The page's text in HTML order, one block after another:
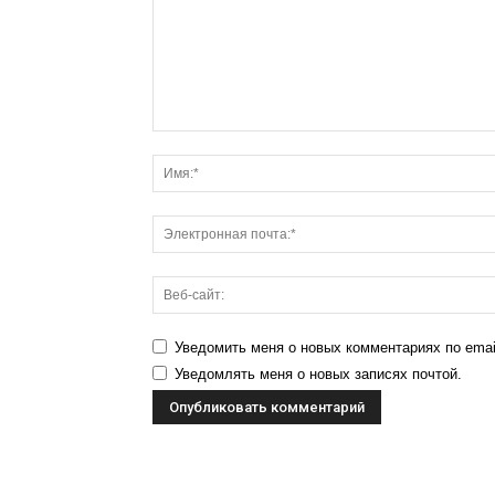
Уведомить меня о новых комментариях по
Уведомлять меня о новых записях почтой.